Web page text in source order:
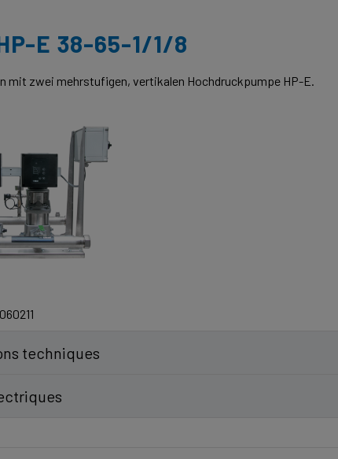
E 38-65-1/1/8
mit zwei mehrstufigen, vertikalen Hochdruckpumpe HP-E.
techniques